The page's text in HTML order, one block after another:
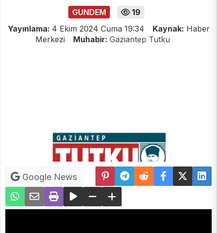
GUNDEM
19
Yayınlama: 4 Ekim 2024 Cuma 19:34 Kaynak: Haber
Merkezi
Muhabir: Gaziantep Tutku
Google News